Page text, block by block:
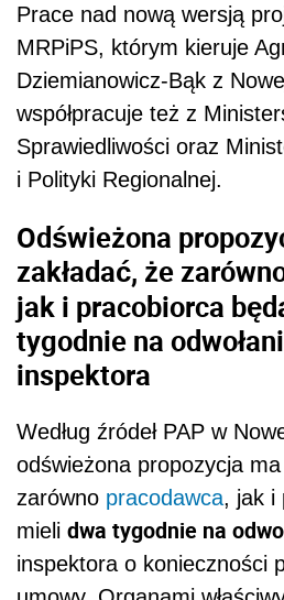
Prace nad nową wersją
MRPiPS, którym kieruje
Dziemianowicz-Bąk z
współpracuje też z
Sprawiedliwości oraz
i Polityki Regionalnej.
Odświeżona
zakładać, że
jak i pracobiorca
tygodnie na
inspektora
Według źródeł PAP w
odświeżona propozycja ma
zarówno pracodawca, jak i
mieli dwa tygodnie na
inspektora o konieczności